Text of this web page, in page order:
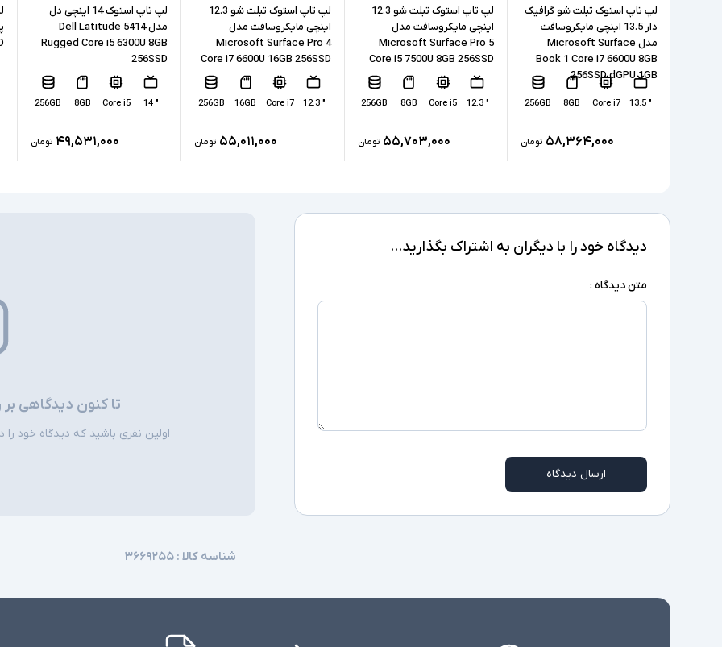
نوع حافظه
پردازنده
کارت گرافیک
صفحه نمایش
توضیحات
لپ تاپ استوک تبلت شو گرافیک
دار 13.5 اینچی مایکروسافت
مدل Microsoft Surface
Book 1 Core i7 6600U 8GB
256SSD dGPU 1GB
" 13.5
Core i7
8GB
256GB
۵۸,۳۶۴,۰۰۰ تومان
لپ تاپ استوک تبلت شو 12.3
اینچی مایکروسافت مدل
Microsoft Surface Pro 5
Core i5 7500U 8GB 256SSD
" 12.3
Core i5
8GB
256GB
۵۵,۷۰۳,۰۰۰ تومان
لپ تاپ استوک تبلت شو 12.3
اینچی مایکروسافت مدل
Microsoft Surface Pro 4
Core i7 6600U 16GB 256SSD
" 12.3
Core i7
16GB
256GB
۵۵,۰۱۱,۰۰۰ تومان
لپ تاپ استوک 14 اینچی دل
مدل Dell Latitude 5414
Rugged Core i5 6300U 8GB
256SSD
" 14
Core i5
8GB
256GB
۴۹,۵۳۱,۰۰۰ تومان
دیدگاه خود را با دیگران به اشتراک بگذارید...
متن دیدگاه :
ارسال دیدگاه
تا کنون دیدگاهی
اولین نفری باشید که دیدگاه خود را
شناسه کالا : ۳۶۶۹۲۵۵